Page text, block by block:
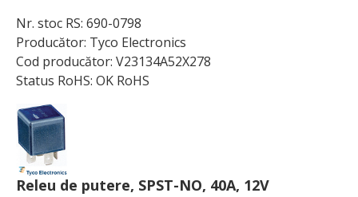
Nr. stoc RS: 690-0798
Producător: Tyco Electronics
Cod producător: V23134A52X278
Status RoHS: OK RoHS
Releu de putere, SPST-NO, 40A, 12V